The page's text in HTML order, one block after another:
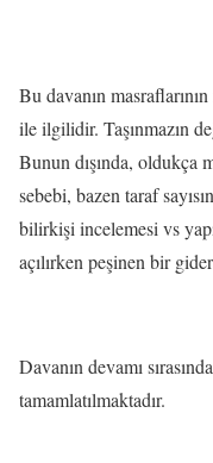
Bu davanın
ile ilgilidir. Taşınmazın
Bunun dışında, oldukça
sebebi, bazen taraf
bilirkişi incelemesi vs
açılırken peşinen bir
Davanın devamı
tamamlatılmaktadır.